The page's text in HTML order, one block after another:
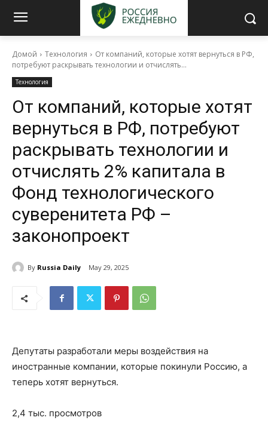
Домой Технология
От компаний, которые хотят вернуться в РФ,
потребуют раскрывать технологии и отчислять...
Технология
От компаний, которые хотят
вернуться в РФ, потребуют
раскрывать технологии и
отчислять 2% капитала в
Фонд технологического
суверенитета РФ –
законопроект
By Russia Daily May 29, 2025
Депутаты разработали меры воздействия на
иностранные компании, которые покинули Россию, а
теперь хотят вернуться.
2,4 тыс. просмотров